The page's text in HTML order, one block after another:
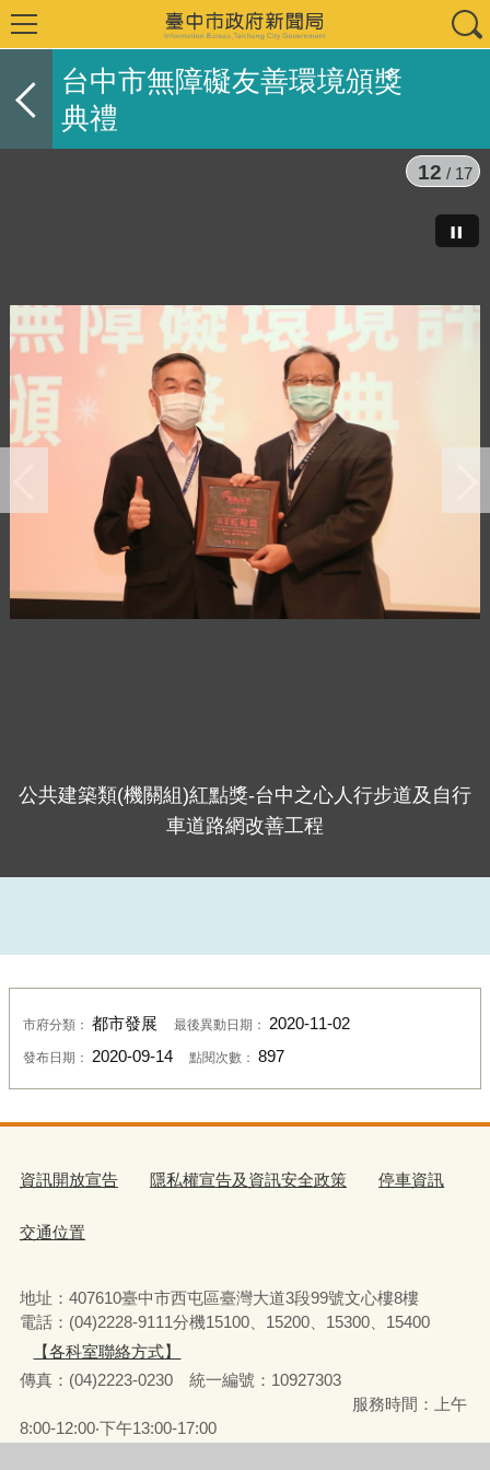
台中市無障礙友善環境頒獎
典禮
公共建築類(機關組)紅點獎-台中之心人行步道及自行
車道路網改善工程
12 / 17
市府分類： 都市發展 最後異動日期： 2020-11-02
發布日期： 2020-09-14 點閱次數： 897
資訊開放宣告 隱私權宣告及資訊安全政策 停車資訊
交通位置
地址：407610臺中市西屯區臺灣大道3段99號文心樓8樓
電話：(04)2228-9111分機15100、15200、15300、15400
【各科室聯絡方式】
傳真：(04)2223-0230 統一編號： 10927303
服務時間：上午
8:00-12:00‧下午13:00-17:00